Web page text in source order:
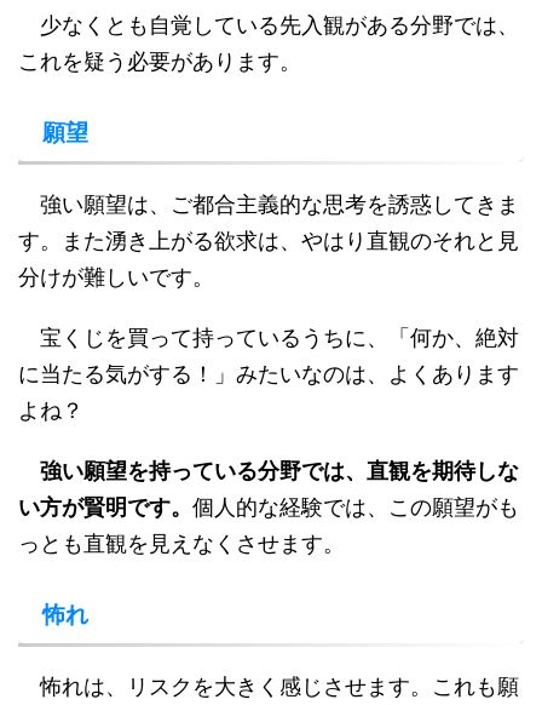
少なくとも自覚している先入観がある分野では、
これを疑う必要があります。
願望
強い願望は、ご都合主義的な思考を誘惑してきま
す。また湧き上がる欲求は、やはり直観のそれと見
分けが難しいです。
宝くじを買って持っているうちに、「何か、絶対
に当たる気がする！」みたいなのは、よくあります
よね？
強い願望を持っている分野では、直観を期待しな
い方が賢明です。 個人的な経験では、この願望がも
っとも直観を見えなくさせます。
怖れ
怖れは、リスクを大きく感じさせます。これも願